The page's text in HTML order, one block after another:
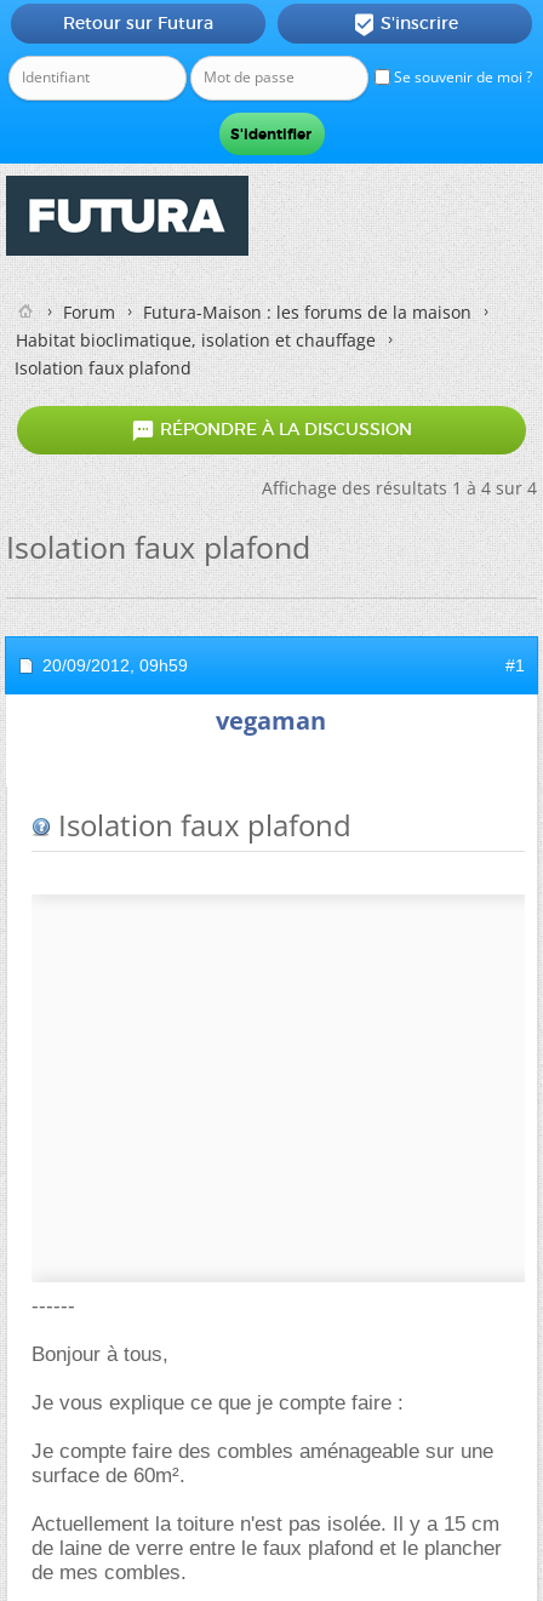
Se souvenir de moi ?
Retour sur Futura  S'inscrire
Forum
Futura-Maison : les forums de la maison
Habitat bioclimatique, isolation et chauffage
Isolation faux plafond
 RÉPONDRE À LA DISCUSSION
Affichage des résultats 1 à 4 sur 4
Isolation faux plafond
20/09/2012, 09h59 #1
vegaman
Isolation faux plafond
------
Bonjour à tous,
Je vous explique ce que je compte faire :
Je compte faire des combles aménageable sur une
surface de 60m².
Actuellement la toiture n'est pas isolée. Il y a 15 cm
de laine de verre entre le faux plafond et le plancher
de mes combles.